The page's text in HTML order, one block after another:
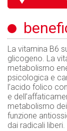
La vitamina B6
glicogeno. La
metabolismo
psicologica e
l’acido folico
e
metabolismo
funzione
dai radicali liberi.